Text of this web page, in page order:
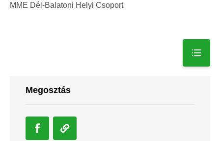
MME Dél-Balatoni Helyi Csoport
Megosztás